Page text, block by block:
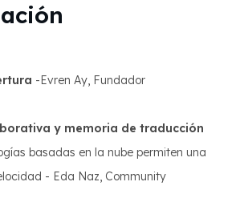
-Evren Ay, Fundador
y memoria de traducción
basadas en la nube permiten una
- Eda Naz, Community